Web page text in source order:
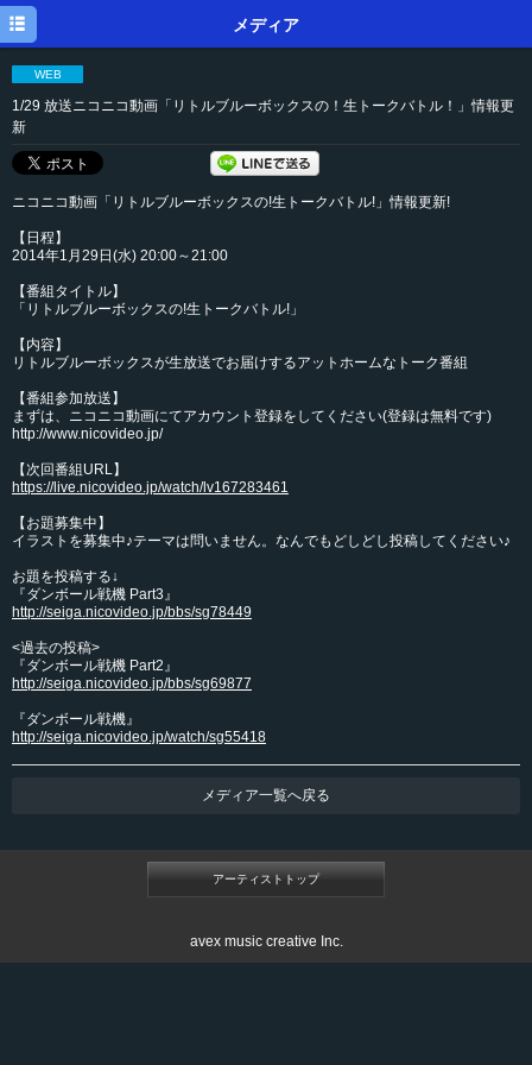
メディア
WEB
1/29 放送ニコニコ動画「リトルブルーボックスの！生トークバトル！」情報更
新
ニコニコ動画「リトルブルーボックスの!生トークバトル!」情報更新!
【日程】
2014年1月29日(水) 20:00～21:00
【番組タイトル】
「リトルブルーボックスの!生トークバトル!」
【内容】
リトルブルーボックスが生放送でお届けするアットホームなトーク番組
【番組参加放送】
まずは、ニコニコ動画にてアカウント登録をしてください(登録は無料です)
http://www.nicovideo.jp/
【次回番組URL】
https://live.nicovideo.jp/watch/lv167283461
【お題募集中】
イラストを募集中♪テーマは問いません。なんでもどしどし投稿してください♪
お題を投稿する↓
『ダンボール戦機 Part3』
http://seiga.nicovideo.jp/bbs/sg78449
<過去の投稿>
『ダンボール戦機 Part2』
http://seiga.nicovideo.jp/bbs/sg69877
『ダンボール戦機』
http://seiga.nicovideo.jp/watch/sg55418
メディア一覧へ戻る
アーティストトップ
avex music creative Inc.
ニュース
メディア
イベント
ディスク
プロフィール
メルマガ
ブログ